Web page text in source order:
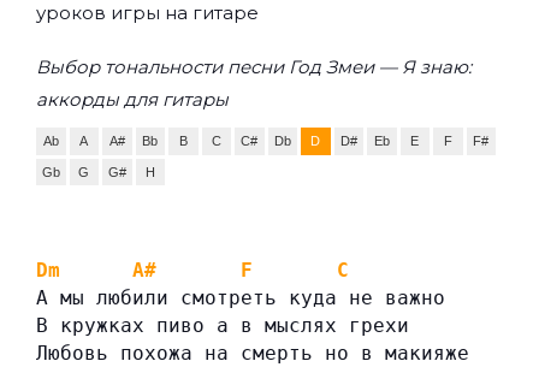
уроков игры на гитаре
Выбор тональности песни Год Змеи — Я знаю:
аккорды для гитары
Ab A A# Bb B C C# Db D D# Eb E F F#
Gb G G# H
Dm A# F
C
А мы любили смотреть куда не важно
В кружках пиво а в мыслях грехи
Любовь похожа на смерть но в макияже